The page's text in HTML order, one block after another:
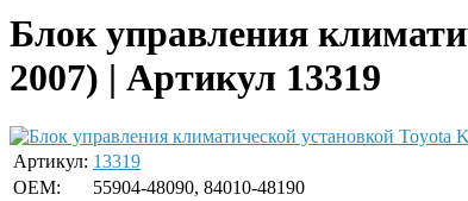
Блок управления
2007) | Артикул 13319
Артикул: 13319
OEM:
55904-48090, 84010-48190